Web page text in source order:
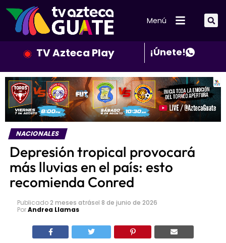
Menú
TV Azteca Play ¡Únete!
NACIONALES
Depresión tropical provocará
más lluvias en el país: esto
recomienda Conred
Andrea Llamas